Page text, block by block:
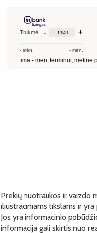
Prekių nuotraukos ir vaizdo
iliustraciniams tikslams ir
Jos yra informacinio
informacija gali skirtis nuo